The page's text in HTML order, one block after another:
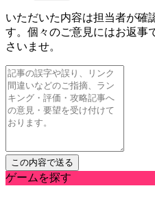
いただいた内容は担当者が確
す。個々のご意見にはお返事
さいませ。
ゲームを探す